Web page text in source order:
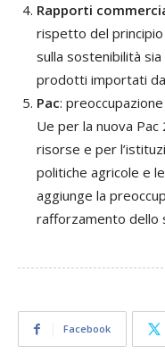
Rapporti
rispetto del
sulla sostenibilità
prodotti importati
Pac:
Ue per la nuova
risorse e per
politiche agricole e
aggiunge la
rafforzamento dello
Facebook